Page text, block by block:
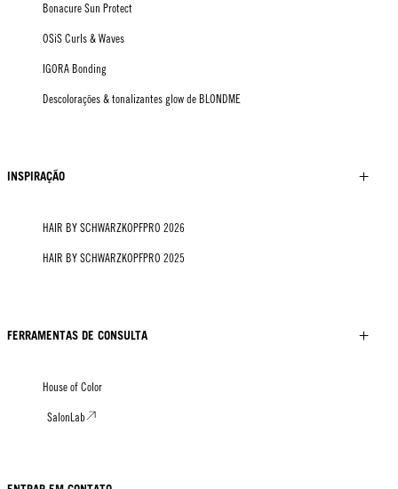
Bonacure Sun Protect
OSiS Curls & Waves
IGORA Bonding
Descolorações & tonalizantes glow de BLONDME
INSPIRAÇÃO
HAIR BY SCHWARZKOPFPRO 2026
HAIR BY SCHWARZKOPFPRO 2025
FERRAMENTAS DE CONSULTA
House of Color
SalonLab